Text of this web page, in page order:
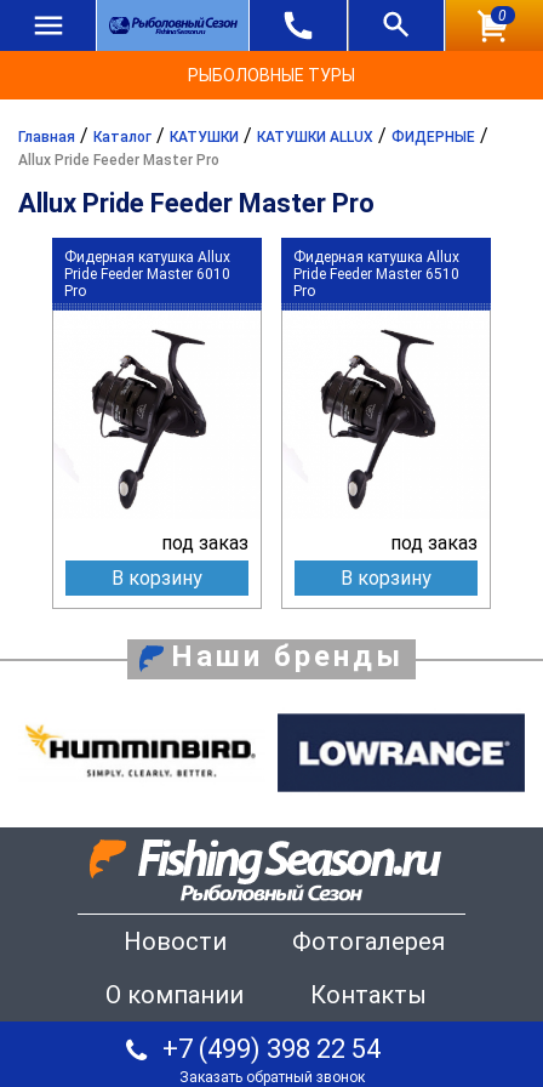
0
РЫБОЛОВНЫЕ ТУРЫ
Главная / Каталог / КАТУШКИ / КАТУШКИ ALLUX / ФИДЕРНЫЕ /
Allux Pride Feeder Master Pro
Allux Pride Feeder Master Pro
Фидерная катушка Allux
Pride Feeder Master 6010
Pro
под заказ
В корзину
Фидерная катушка Allux
Pride Feeder Master 6510
Pro
под заказ
В корзину
Наши бренды
Новости
Фотогалерея
О компании
Контакты
+7 (499) 398 22 54
Заказать обратный звонок